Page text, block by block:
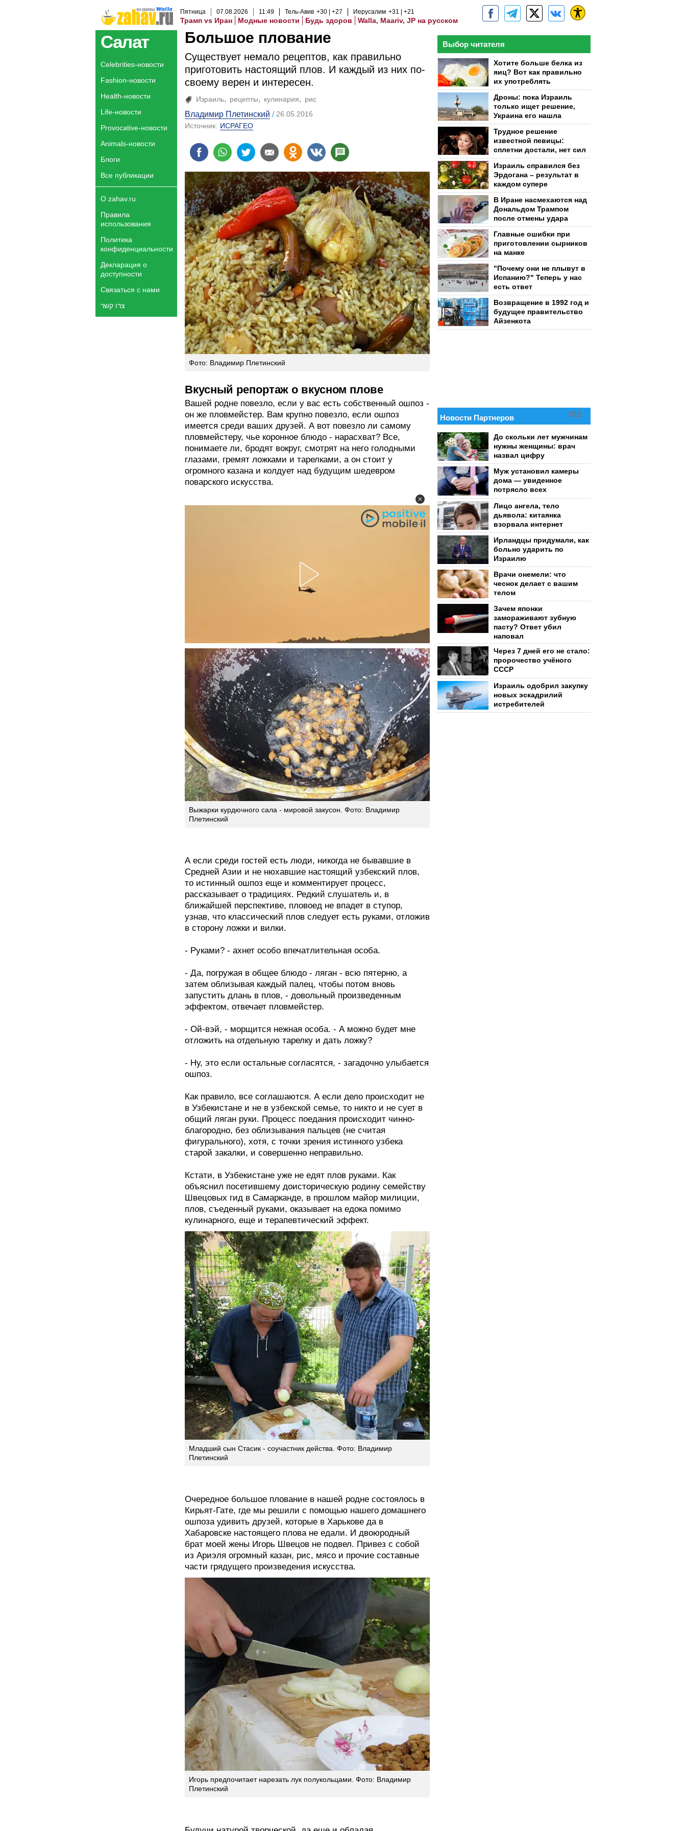
Пятница 07.08.2026 11:49 Тель-Авив +30 +27 Иерусалим +31 +21
Трамп vs Иран Модные новости Будь здоров Walla, Maariv, JP на русском
Салат
Celebrities-новости
Fashion-новости
Health-новости
Life-новости
Provocative-новости
Animals-новости
Блоги
Все публикации
О zahav.ru
Правила
использования
Политика
конфиденциальности
Декларация о
доступности
Связаться с нами
צרו קשר
Большое плование
Существует немало рецептов, как правильно
приготовить настоящий плов. И каждый из них по-
своему верен и интересен.
Израиль рецепты кулинария рис
Владимир Плетинский
26.05.2016
Источник: ИСРАГЕО
Фото: Владимир Плетинский
Вкусный репортаж о вкусном плове
Вашей родне повезло, если у вас есть собственный ошпоз -
он же пловмейстер. Вам крупно повезло, если ошпоз
имеется среди ваших друзей. А вот повезло ли самому
пловмейстеру, чье коронное блюдо - нарасхват? Все,
понимаете ли, бродят вокруг, смотрят на него голодными
глазами, гремят ложками и тарелками, а он стоит у
огромного казана и колдует над будущим шедевром
поварского искусства.
Выжарки курдючного сала - мировой закусон. Фото: Владимир
Плетинский
А если среди гостей есть люди, никогда не бывавшие в
Средней Азии и не нюхавшие настоящий узбекский плов,
то истинный ошпоз еще и комментирует процесс,
рассказывает о традициях. Редкий слушатель и, в
ближайшей перспективе, пловоед не впадет в ступор,
узнав, что классический плов следует есть руками, отложив
в сторону ложки и вилки.
- Руками? - ахнет особо впечатлительная особа.
- Да, погружая в общее блюдо - ляган - всю пятерню, а
затем облизывая каждый палец, чтобы потом вновь
запустить длань в плов, - довольный произведенным
эффектом, отвечает пловмейстер.
- Ой-вэй, - морщится нежная особа. - А можно будет мне
отложить на отдельную тарелку и дать ложку?
- Ну, это если остальные согласятся, - загадочно улыбается
ошпоз.
Как правило, все соглашаются. А если дело происходит не
в Узбекистане и не в узбекской семье, то никто и не сует в
общий ляган руки. Процесс поедания происходит чинно-
благородно, без облизывания пальцев (не считая
фигурального), хотя, с точки зрения истинного узбека
старой закалки, и совершенно неправильно.
Кстати, в Узбекистане уже не едят плов руками. Как
объяснил посетившему доисторическую родину семейству
Швецовых гид в Самарканде, в прошлом майор милиции,
плов, съеденный руками, оказывает на едока помимо
кулинарного, еще и терапевтический эффект.
Младший сын Стасик - соучастник действа. Фото: Владимир
Плетинский
Очередное большое плование в нашей родне состоялось в
Кирьят-Гате, где мы решили с помощью нашего домашнего
ошпоза удивить друзей, которые в Харькове да в
Хабаровске настоящего плова не едали. И двоюродный
брат моей жены Игорь Швецов не подвел. Привез с собой
из Ариэля огромный казан, рис, мясо и прочие составные
части грядущего произведения искусства.
Игорь предпочитает нарезать лук полукольцами. Фото: Владимир
Плетинский
Выбор читателя
Хотите больше белка из
яиц? Вот как правильно
их употреблять
Дроны: пока Израиль
только ищет решение,
Украина его нашла
Трудное решение
известной певицы:
сплетни достали, нет сил
Израиль справился без
Эрдогана – результат в
каждом супере
В Иране насмехаются над
Дональдом Трампом
после отмены удара
Главные ошибки при
приготовлении сырников
на манке
"Почему они не плывут в
Испанию?" Теперь у нас
есть ответ
Возвращение в 1992 год и
будущее правительство
Айзенкота